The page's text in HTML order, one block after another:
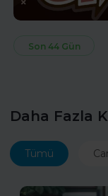
Son 44 Gün
Daha Fazla
Tümü